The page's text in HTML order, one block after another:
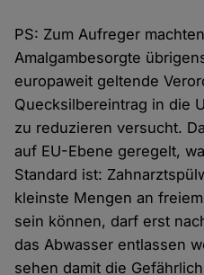
PS: Zum Aufreger
Amalgambesorgte
europaweit geltende
Quecksilbereintrag in die
zu reduzieren versucht.
auf EU-Ebene geregelt,
Standard ist:
kleinste Mengen an
sein können, darf erst
das Abwasser entlassen
sehen damit die